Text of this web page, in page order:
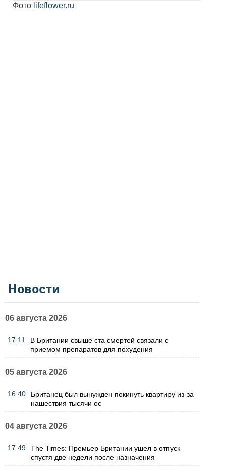
Фото lifeflower.ru
Новости
06 августа 2026
17:11
В Британии свыше ста смертей связали с
приемом препаратов для похудения
05 августа 2026
16:40
Британец был вынужден покинуть квартиру из-за
нашествия тысячи ос
04 августа 2026
17:49
The Times: Премьер Британии ушел в отпуск
спустя две недели после назначения